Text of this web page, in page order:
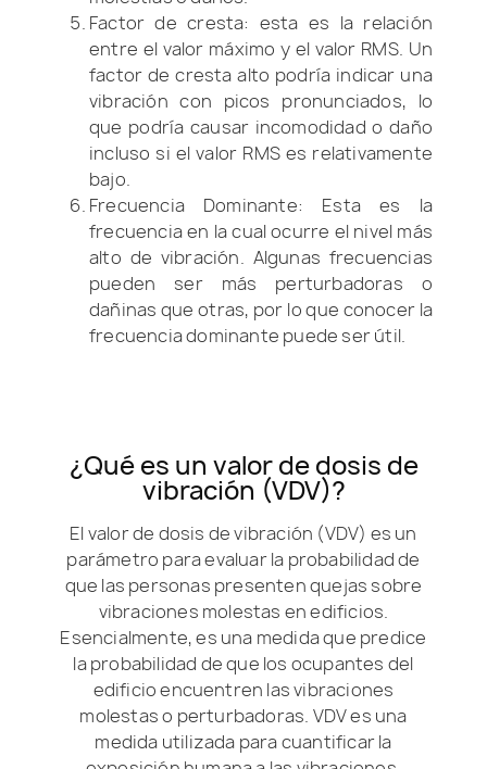
Factor de cresta: esta es la relación
entre el valor máximo y el valor RMS. Un
factor de cresta alto podría indicar una
vibración con picos pronunciados, lo
que podría causar incomodidad o daño
incluso si el valor RMS es relativamente
bajo.
Frecuencia Dominante: Esta es la
frecuencia en la cual ocurre el nivel más
alto de vibración. Algunas frecuencias
pueden ser más perturbadoras o
dañinas que otras, por lo que conocer la
frecuencia dominante puede ser útil.
¿Qué es un valor de dosis de
vibración (VDV)?
El valor de dosis de vibración (VDV) es un
parámetro para evaluar la probabilidad de
que las personas presenten quejas sobre
vibraciones molestas en edificios.
Esencialmente, es una medida que predice
la probabilidad de que los ocupantes del
edificio encuentren las vibraciones
molestas o perturbadoras. VDV es una
medida utilizada para cuantificar la